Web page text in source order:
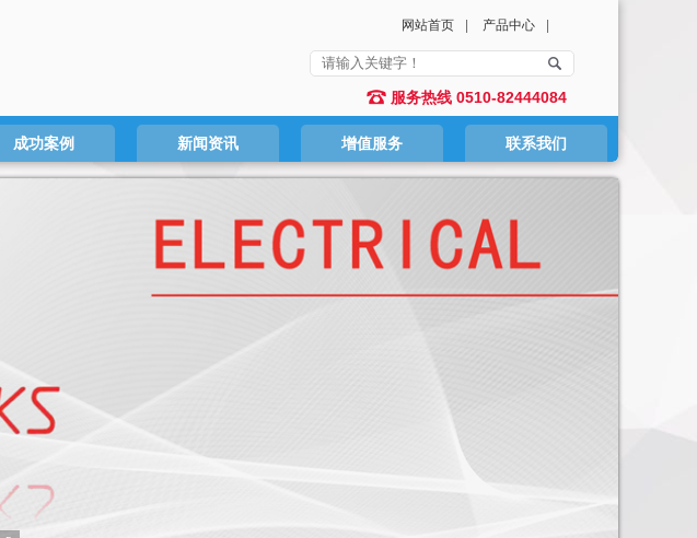
网站首页 产品中心
服务热线 0510-82444084
成功案例 新闻资讯 增值服务 联系我们